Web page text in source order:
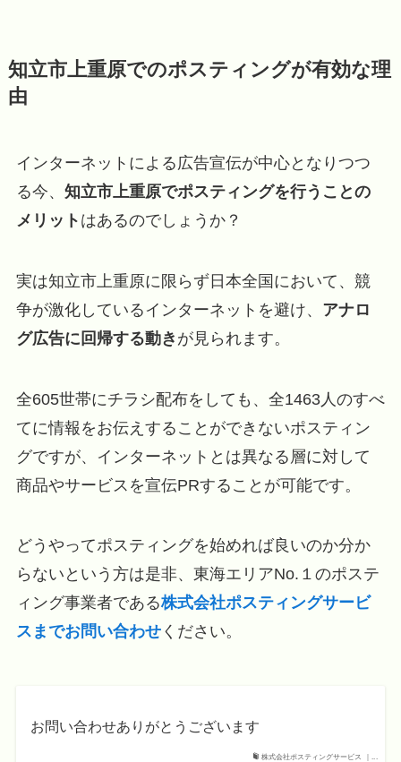
知立市上重原でのポスティングが有効な理
由
インターネットによる広告宣伝が中心となりつつ
る今、 知立市上重原でポスティングを行うことの
メリット はあるのでしょうか？
実は知立市上重原に限らず日本全国において、競
争が激化しているインターネットを避け、 アナロ
グ広告に回帰する動き が見られます。
全605世帯にチラシ配布をしても、全1463人のすべ
てに情報をお伝えすることができないポスティン
グですが、インターネットとは異なる層に対して
商品やサービスを宣伝PRすることが可能です。
どうやってポスティングを始めれば良いのか分か
らないという方は是非、東海エリアNo.１のポステ
ィング事業者である株式会社ポスティングサービ
スまでお問い合わせください。
株式会社ポスティングサービス ｜...
お問い合わせありがとうございます